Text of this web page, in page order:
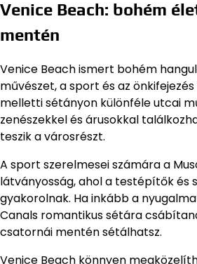
Venice Beach: bohém
mentén
Venice Beach ismert bohém
művészet, a sport és az
melletti sétányon különféle utcai
zenészekkel és árusokkal
teszik a városrészt.
A sport szerelmesei számára a
látványosság, ahol a testépítők és
gyakorolnak. Ha inkább a
Canals romantikus sétára
csatornái mentén sétálhatsz.
Venice Beach könnyen